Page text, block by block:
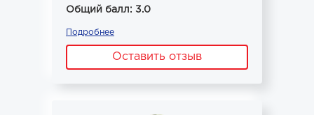
Общий балл: 3.0
Подробнее
Оставить отзыв